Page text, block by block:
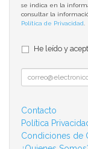
se indica en la
consultar la
Política de Privacidad
He leído y
Contacto
Política
Condiciones de